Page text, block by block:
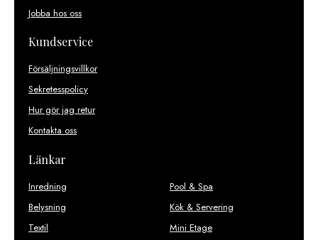
Jobba hos oss
Kundservice
Försäljningsvillkor
Sekretesspolicy
Hur gör jag retur
Kontakta oss
Länkar
Inredning
Belysning
Textil
Pool & Spa
Kök & Servering
Mini Etage